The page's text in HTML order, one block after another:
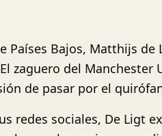
Países Bajos, Matthijs
zaguero del
de pasar por el
redes sociales, De Ligt